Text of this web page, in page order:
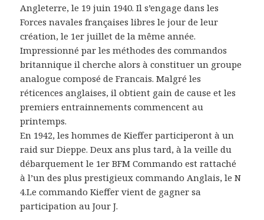
Angleterre, le 19 juin 1940. Il s’engage dans les
Forces navales françaises libres le jour de leur
création, le 1er juillet de la même année.
Impressionné par les méthodes des commandos
britannique il cherche alors à constituer un groupe
analogue composé de Francais. Malgré les
réticences anglaises, il obtient gain de cause et les
premiers entrainnements commencent au
printemps.
En 1942, les hommes de Kieffer participeront à un
raid sur Dieppe. Deux ans plus tard, à la veille du
débarquement le 1er BFM Commando est rattaché
à l’un des plus prestigieux commando Anglais, le N
4.Le commando Kieffer vient de gagner sa
participation au Jour J.